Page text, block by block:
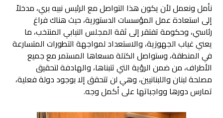
نأمل ونعمل لأن يكون هذا التواصل مع الرئيس نبيه بري، مدخلاً
إلى استعادة عمل المؤسسات الدستورية، حيث هناك فراغ
رئاسي، وحكومة تفتقر إلى ثقة المجلس النيابي المنتخب، ما
يعني غياب الجهوزية، والاستعداد لمواجهة التطورات المتسارعة
في المنطقة، وستواصل الكتلة مسعاها المستمر مع جميع
الأطراف، من ضمن الرؤية التي تتبناها، والهادفة لتحقيق
مصلحة لبنان واللبنانيين، وهي لن تتحقق إلا بوجود دولة فعلية،
تمارس دورها وواجباتها على أكمل وجه.